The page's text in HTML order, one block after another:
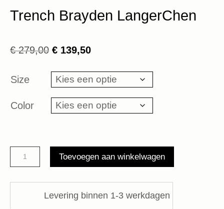
Trench Brayden LangerChen
€279,00 Oorspronkelijke
was:
€ 279,00.
€ 139,50Huidige
is:
€ 139,50.
Size
Color
Trench
Brayden
Toevoegen aan winkelwagen
Levering binnen 1-3 werkdagen